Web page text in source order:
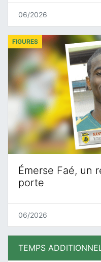
06/2026
Émerse Faé, un
porte
FIGURES
06/2026
TEMPS